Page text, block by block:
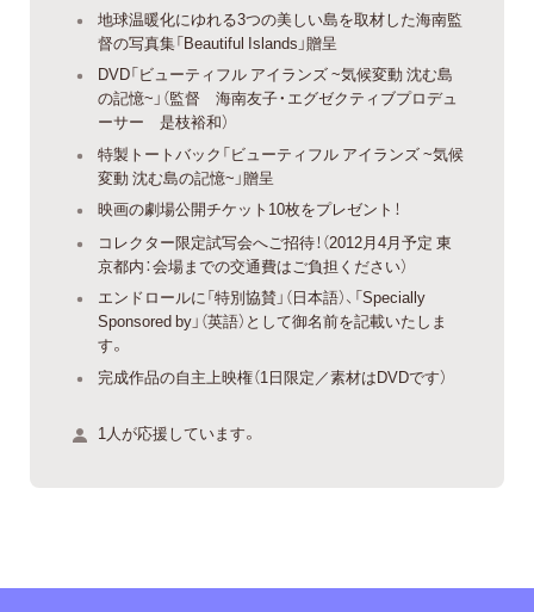
地球温暖化にゆれる3つの美しい島を取材した海南監
督の写真集「Beautiful Islands」贈呈
DVD「ビューティフル アイランズ ~気候変動 沈む島
の記憶~」（監督 海南友子・エグゼクティブプロデュ
ーサー 是枝裕和）
特製トートバック「ビューティフル アイランズ ~気候
変動 沈む島の記憶~」贈呈
映画の劇場公開チケット10枚をプレゼント！
コレクター限定試写会へご招待！（2012月4月予定 東
京都内：会場までの交通費はご負担ください）
エンドロールに「特別協賛」（日本語）、「Specially
Sponsored by」（英語）として御名前を記載いたしま
す。
完成作品の自主上映権（1日限定／素材はDVDです）
1人が応援しています。